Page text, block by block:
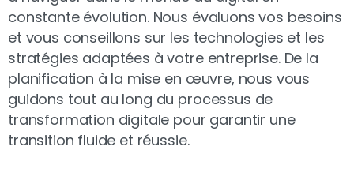
constante évolution. Nous évaluons vos besoins
et vous conseillons sur les technologies et les
stratégies adaptées à votre entreprise. De la
planification à la mise en œuvre, nous vous
guidons tout au long du processus de
transformation digitale pour garantir une
transition fluide et réussie.